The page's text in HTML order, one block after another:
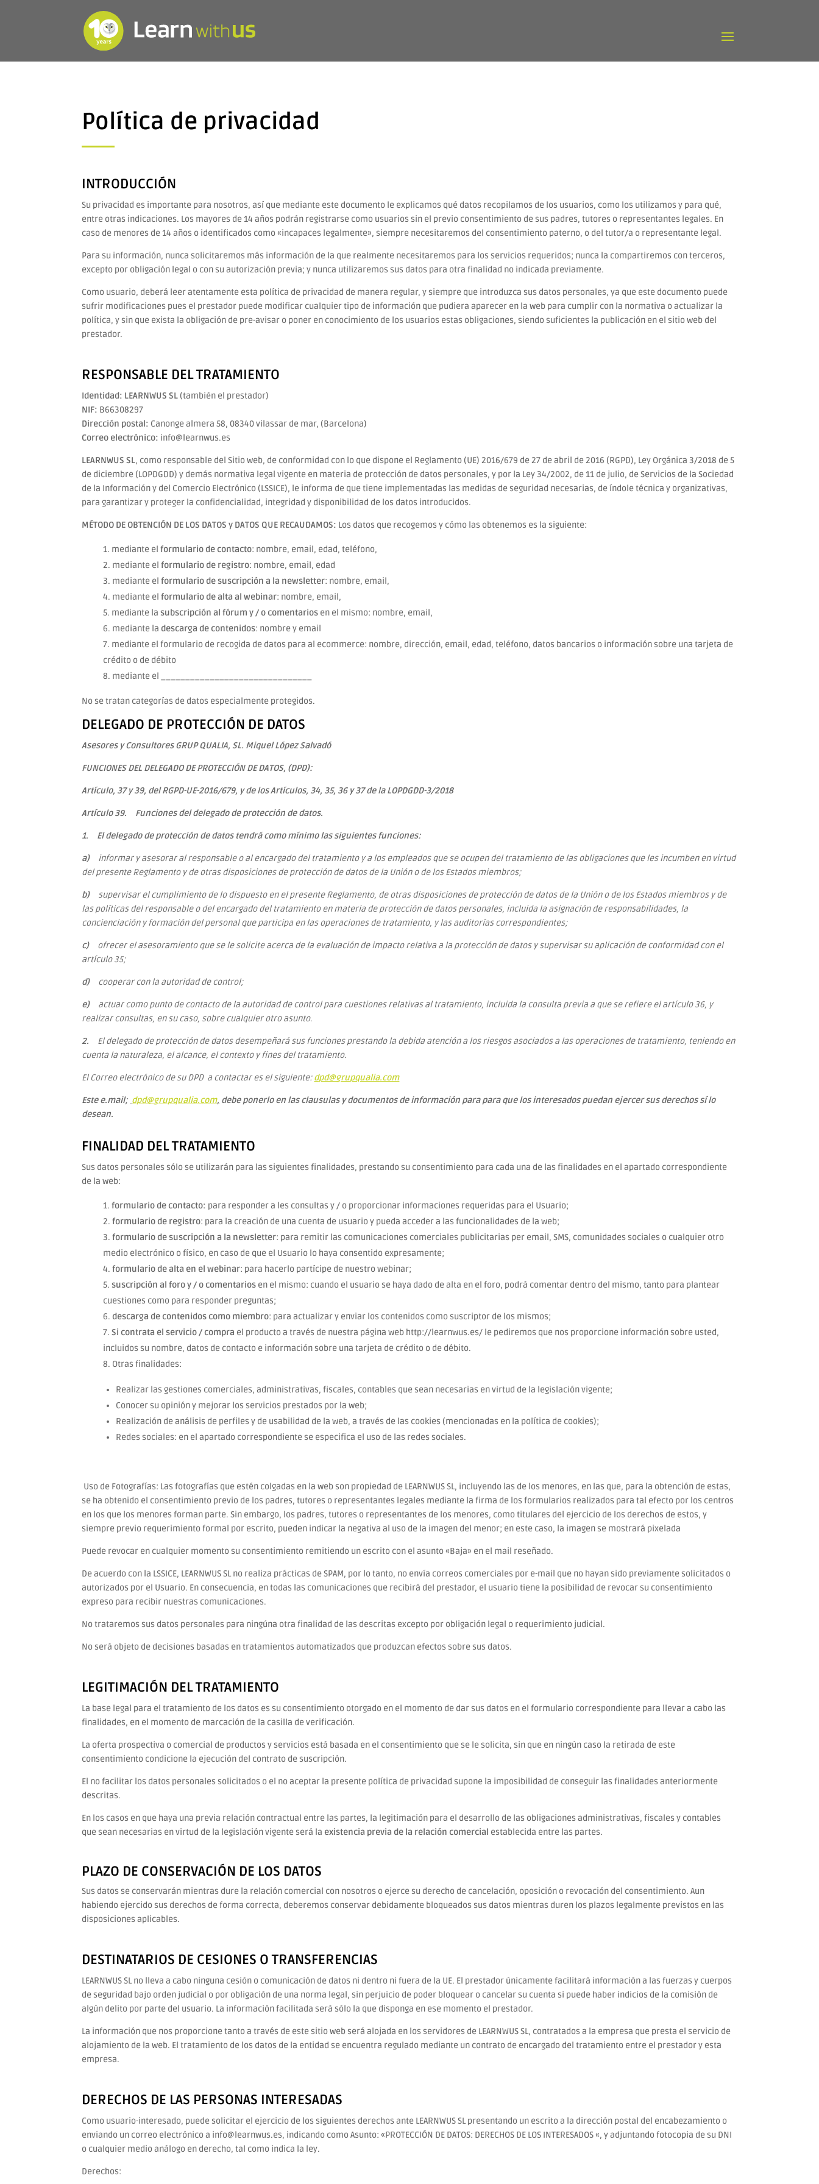
Política de privacidad
INTRODUCCIÓN
Su privacidad es importante para nosotros, así que mediante este documento le explicamos qué datos recopilamos de los usuarios, como los utilizamos y para qué,
entre otras indicaciones. Los mayores de 14 años podrán registrarse como usuarios sin el previo consentimiento de sus padres, tutores o representantes legales. En
caso de menores de 14 años o identificados como «incapaces legalmente», siempre necesitaremos del consentimiento paterno, o del tutor/a o representante legal.
Para su información, nunca solicitaremos más información de la que realmente necesitaremos para los servicios requeridos; nunca la compartiremos con terceros,
excepto por obligación legal o con su autorización previa; y nunca utilizaremos sus datos para otra finalidad no indicada previamente.
Como usuario, deberá leer atentamente esta política de privacidad de manera regular, y siempre que introduzca sus datos personales, ya que este documento puede
sufrir modificaciones pues el prestador puede modificar cualquier tipo de información que pudiera aparecer en la web para cumplir con la normativa o actualizar la
política, y sin que exista la obligación de pre-avisar o poner en conocimiento de los usuarios estas obligaciones, siendo suficientes la publicación en el sitio web del
prestador.
RESPONSABLE DEL TRATAMIENTO
Identidad: LEARNWUS SL (también el prestador)
NIF: B66308297
Dirección postal: Canonge almera 58, 08340 vilassar de mar, (Barcelona)
Correo electrónico: info@learnwus.es
LEARNWUS SL, como responsable del Sitio web, de conformidad con lo que dispone el Reglamento (UE) 2016/679 de 27 de abril de 2016 (RGPD), Ley Orgánica 3/2018 de 5
de diciembre (LOPDGDD) y demás normativa legal vigente en materia de protección de datos personales, y por la Ley 34/2002, de 11 de julio, de Servicios de la Sociedad
de la Información y del Comercio Electrónico (LSSICE), le informa de que tiene implementadas las medidas de seguridad necesarias, de índole técnica y organizativas,
para garantizar y proteger la confidencialidad, integridad y disponibilidad de los datos introducidos.
MÉTODO DE OBTENCIÓN DE LOS DATOS y DATOS QUE RECAUDAMOS: Los datos que recogemos y cómo las obtenemos es la siguiente:
mediante elformulario de contacto: nombre, email, edad, teléfono,
mediante elformulario de registro: nombre, email, edad
mediante elformulario de suscripción a la newsletter: nombre, email,
mediante elformulario de alta al webinar: nombre, email,
mediante lasubscripción al fórum y / o comentarios en el mismo: nombre, email,
mediante la descarga de contenidos: nombre y email
mediante el formulario de recogida de datos para al ecommerce: nombre, dirección, email, edad, teléfono, datos bancarios o información sobre una tarjeta de
crédito o de débito
mediante el _______________________________
No se tratan categorías de datos especialmente protegidos.
DELEGADO DE PROTECCIÓN DE DATOS
Asesores y Consultores GRUP QUALIA, SL. Miquel López Salvadó
FUNCIONES DEL DELEGADO DE PROTECCIÓN DE DATOS, (DPD):
Artículo, 37 y 39, del RGPD-UE-2016/679, y de los Artículos, 34, 35, 36 y 37 de la LOPDGDD-3/2018
Artículo 39. Funciones del delegado de protección de datos.
1. El delegado de protección de datos tendrá como mínimo las siguientes funciones:
a) informar y asesorar al responsable o al encargado del tratamiento y a los empleados que se ocupen del tratamiento de las obligaciones que les incumben en virtud
del presente Reglamento y de otras disposiciones de protección de datos de la Unión o de los Estados miembros;
b) supervisar el cumplimiento de lo dispuesto en el presente Reglamento, de otras disposiciones de protección de datos de la Unión o de los Estados miembros y de
las políticas del responsable o del encargado del tratamiento en materia de protección de datos personales, incluida la asignación de responsabilidades, la
concienciación y formación del personal que participa en las operaciones de tratamiento, y las auditorías correspondientes;
c) ofrecer el asesoramiento que se le solicite acerca de la evaluación de impacto relativa a la protección de datos y supervisar su aplicación de conformidad con el
artículo 35;
d) cooperar con la autoridad de control;
e) actuar como punto de contacto de la autoridad de control para cuestiones relativas al tratamiento, incluida la consulta previa a que se refiere el artículo 36, y
realizar consultas, en su caso, sobre cualquier otro asunto.
2. El delegado de protección de datos desempeñará sus funciones prestando la debida atención a los riesgos asociados a las operaciones de tratamiento, teniendo en
cuenta la naturaleza, el alcance, el contexto y fines del tratamiento.
El Correo electrónico de su DPD a contactar es el siguiente: dpd@grupqualia.com
Este e.mail; dpd@grupqualia.com, debe ponerlo en las clausulas y documentos de información para para que los interesados puedan ejercer sus derechos sí lo
desean.
FINALIDAD DEL TRATAMIENTO
Sus datos personales sólo se utilizarán para las siguientes finalidades, prestando su consentimiento para cada una de las finalidades en el apartado correspondiente
de la web:
formulario de contacto: para responder a les consultas y / o proporcionar informaciones requeridas para el Usuario;
formulario de registro: para la creación de una cuenta de usuario y pueda acceder a las funcionalidades de la web;
formulario de suscripción a la newsletter: para remitir las comunicaciones comerciales publicitarias per email, SMS, comunidades sociales o cualquier otro
medio electrónico o físico, en caso de que el Usuario lo haya consentido expresamente;
formulario de alta en el webinar: para hacerlo partícipe de nuestro webinar;
suscripción al foro y / o comentarios en el mismo: cuando el usuario se haya dado de alta en el foro, podrá comentar dentro del mismo, tanto para plantear
cuestiones como para responder preguntas;
descarga de contenidos como miembro: para actualizar y enviar los contenidos como suscriptor de los mismos;
Si contrata el servicio / compra el producto a través de nuestra página web http://learnwus.es/ le pediremos que nos proporcione información sobre usted,
incluidos su nombre, datos de contacto e información sobre una tarjeta de crédito o de débito.
Otras finalidades:
Realizar las gestiones comerciales, administrativas, fiscales, contables que sean necesarias en virtud de la legislación vigente;
Conocer su opinión y mejorar los servicios prestados por la web;
Realización de análisis de perfiles y de usabilidad de la web, a través de las cookies (mencionadas en la política de cookies);
Redes sociales: en el apartado correspondiente se especifica el uso de las redes sociales.
Uso de Fotografías: Las fotografías que estén colgadas en la web son propiedad de LEARNWUS SL, incluyendo las de los menores, en las que, para la obtención de estas,
se ha obtenido el consentimiento previo de los padres, tutores o representantes legales mediante la firma de los formularios realizados para tal efecto por los centros
en los que los menores forman parte. Sin embargo, los padres, tutores o representantes de los menores, como titulares del ejercicio de los derechos de estos, y
siempre previo requerimiento formal por escrito, pueden indicar la negativa al uso de la imagen del menor; en este caso, la imagen se mostrará pixelada
Puede revocar en cualquier momento su consentimiento remitiendo un escrito con el asunto «Baja» en el mail reseñado.
De acuerdo con la LSSICE, LEARNWUS SL no realiza prácticas de SPAM, por lo tanto, no envía correos comerciales por e-mail que no hayan sido previamente solicitados o
autorizados por el Usuario. En consecuencia, en todas las comunicaciones que recibirá del prestador, el usuario tiene la posibilidad de revocar su consentimiento
expreso para recibir nuestras comunicaciones.
No trataremos sus datos personales para ningúna otra finalidad de las descritas excepto por obligación legal o requerimiento judicial.
No será objeto de decisiones basadas en tratamientos automatizados que produzcan efectos sobre sus datos.
LEGITIMACIÓN DEL TRATAMIENTO
La base legal para el tratamiento de los datos es su consentimiento otorgado en el momento de dar sus datos en el formulario correspondiente para llevar a cabo las
finalidades, en el momento de marcación de la casilla de verificación.
La oferta prospectiva o comercial de productos y servicios está basada en el consentimiento que se le solicita, sin que en ningún caso la retirada de este
consentimiento condicione la ejecución del contrato de suscripción.
El no facilitar los datos personales solicitados o el no aceptar la presente política de privacidad supone la imposibilidad de conseguir las finalidades anteriormente
descritas.
En los casos en que haya una previa relación contractual entre las partes, la legitimación para el desarrollo de las obligaciones administrativas, fiscales y contables
que sean necesarias en virtud de la legislación vigente será la existencia previa de la relación comercial establecida entre las partes.
PLAZO DE CONSERVACIÓN DE LOS DATOS
Sus datos se conservarán mientras dure la relación comercial con nosotros o ejerce su derecho de cancelación, oposición o revocación del consentimiento. Aun
habiendo ejercido sus derechos de forma correcta, deberemos conservar debidamente bloqueados sus datos mientras duren los plazos legalmente previstos en las
disposiciones aplicables.
DESTINATARIOS DE CESIONES O TRANSFERENCIAS
LEARNWUS SL no lleva a cabo ninguna cesión o comunicación de datos ni dentro ni fuera de la UE. El prestador únicamente facilitará información a las fuerzas y cuerpos
de seguridad bajo orden judicial o por obligación de una norma legal, sin perjuicio de poder bloquear o cancelar su cuenta si puede haber indicios de la comisión de
algún delito por parte del usuario. La información facilitada será sólo la que disponga en ese momento el prestador.
La información que nos proporcione tanto a través de este sitio web será alojada en los servidores de LEARNWUS SL, contratados a la empresa que presta el servicio de
alojamiento de la web. El tratamiento de los datos de la entidad se encuentra regulado mediante un contrato de encargado del tratamiento entre el prestador y esta
empresa.
DERECHOS DE LAS PERSONAS INTERESADAS
Como usuario-interesado, puede solicitar el ejercicio de los siguientes derechos ante LEARNWUS SL presentando un escrito a la dirección postal del encabezamiento o
enviando un correo electrónico a info@learnwus.es, indicando como Asunto: «PROTECCIÓN DE DATOS: DERECHOS DE LOS INTERESADOS «, y adjuntando fotocopia de su DNI
o cualquier medio análogo en derecho, tal como indica la ley.
Derechos: